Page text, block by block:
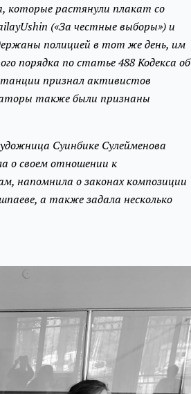
которые растянули плакат со
(«За честные выборы») и
полицией в тот же день, им
порядка по статье 488 Кодекса об
признал активистов
также были признаны
Суинбике Сулейменова
о своем отношении к
напомнила о законах композиции
а также задала несколько